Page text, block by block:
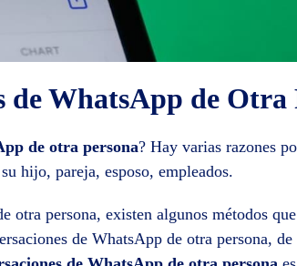
WhatsApp de Otra
de otra persona? Hay varias razones
hijo, pareja, esposo, empleados.
otra persona, existen algunos métodos
de WhatsApp de otra persona,